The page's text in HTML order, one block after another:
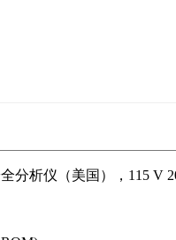
分析仪（美国），115 V